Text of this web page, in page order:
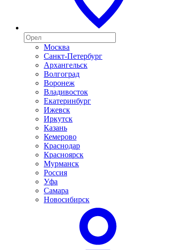
Москва
Санкт-Петербург
Архангельск
Волгоград
Воронеж
Владивосток
Екатеринбург
Ижевск
Иркутск
Казань
Кемерово
Краснодар
Красноярск
Мурманск
Россия
Уфа
Самара
Новосибирск